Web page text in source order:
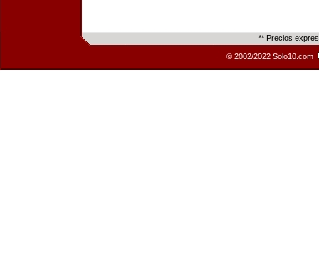
** Precios
© 2002/2022 Solo10.com